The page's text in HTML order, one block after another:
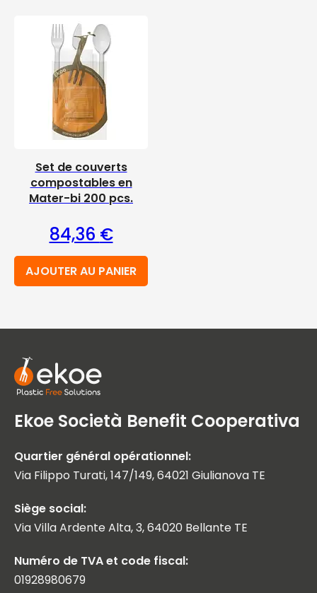
Set de couverts
compostables en
Mater-bi 200 pcs.
84,36 €
AJOUTER AU PANIER
Ekoe Società Benefit Cooperativa
Quartier général opérationnel:
Via Filippo Turati, 147/149, 64021 Giulianova TE
Siège social:
Via Villa Ardente Alta, 3, 64020 Bellante TE
Numéro de TVA et code fiscal:
01928980679